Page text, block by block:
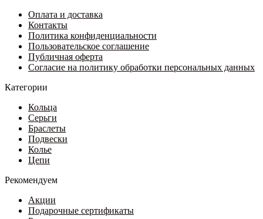
можно
выбрать
на
странице
товара.
200 ₽
31
500 ₽
Оплата и доставка
Контакты
Политика конфиденциальности
Пользовательское соглашение
Публичная оферта
Согласие на политику обработки персональных данных
Категории
Кольца
Серьги
Браслеты
Подвески
Колье
Цепи
Рекомендуем
Акции
Подарочные сертификаты